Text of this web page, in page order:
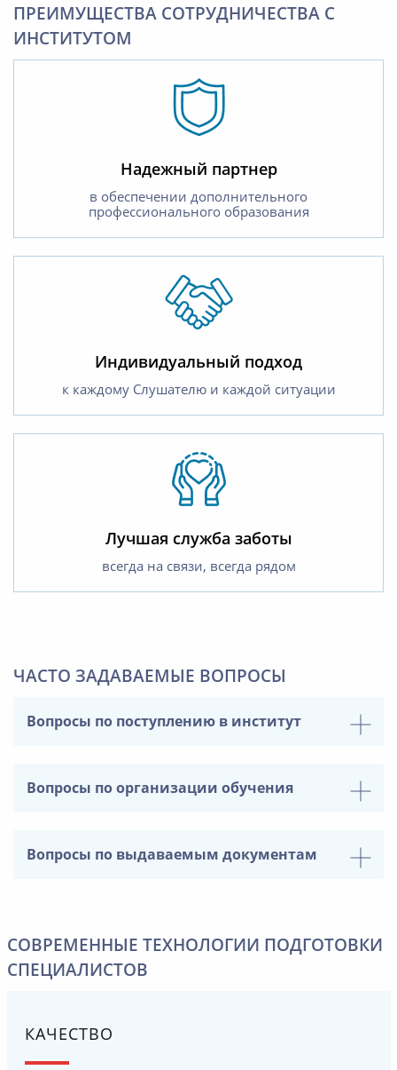
ПРЕИМУЩЕСТВА СОТРУДНИЧЕСТВА С
ИНСТИТУТОМ
Надежный партнер
в обеспечении дополнительного
профессионального образования
Индивидуальный подход
к каждому Слушателю и каждой ситуации
Лучшая служба заботы
всегда на связи, всегда рядом
ЧАСТО ЗАДАВАЕМЫЕ ВОПРОСЫ
Вопросы по поступлению в институт
Вопросы по организации обучения
Вопросы по выдаваемым документам
СОВРЕМЕННЫЕ ТЕХНОЛОГИИ ПОДГОТОВКИ
СПЕЦИАЛИСТОВ
КАЧЕСТВО